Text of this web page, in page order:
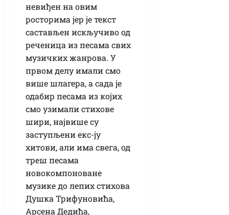
невиђен на овим
росторима јер је текст
састављен искључиво од
реченица из песама свих
музичких жанрова. У
првом делу имали смо
више шлагера, а сада је
одабир песама из којих
смо узимали стихове
шири, највише су
заступљени екс-ју
хитови, али има свега, од
треш песама
новокомпоноване
музике до лепих стихова
Душка Трифуновића,
Арсена Дедића,